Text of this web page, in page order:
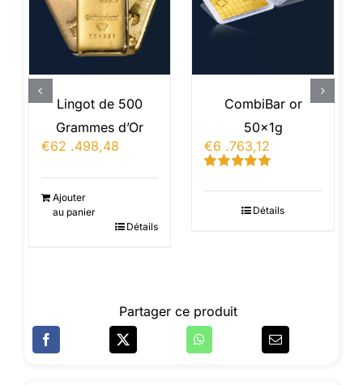
Lingot de 500
Grammes d’Or
€62 .498,48
Ajouter
au panier
Détails
CombiBar or
50x1g
5
€6 .763,12
Détails
Partager ce produit